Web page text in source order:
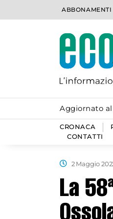
ABBONAMENTI
Aggiornato
CRONACA
CONTATTI
2 Maggio
La